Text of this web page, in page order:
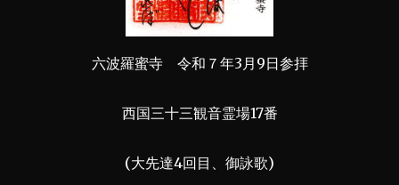
六波羅蜜寺 令和７年3月9日参拝
西国三十三観音霊場17番
(大先達4回目、御詠歌)